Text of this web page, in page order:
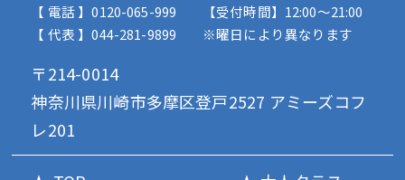
【 電話 】0120-065-999
【 代表 】044-281-9899
【受付時間】12:00〜21:00
※曜日により異なります
〒214-0014
神奈川県川崎市多摩区登戸2527 アミーズコフ
レ201